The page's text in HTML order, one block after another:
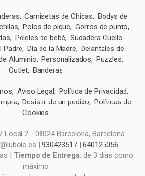
Camisetas de Chicas
Bodys de
Polos de pique
Gorros de punto
Peleles de bebé
Sudadera Cuello
Padre Día de la Madre
Delantales de
Aluminio Personalizados
Puzzles
Outlet Banderas
Aviso Legal
Política de Privacidad
Desistir de un pedido
Políticas de
Cookies
Local 2 - 08024 Barcelona, Barcelona -
| 930423517| 640125056
| Tiempo de Entrega: de 3 días como
máximo